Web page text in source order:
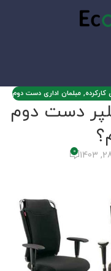
,مبلمان اداری دست دوم
دست دوم
0